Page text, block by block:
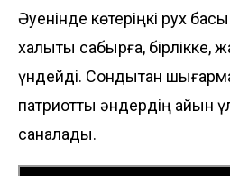
Әуенінде көтеріңкі рух
халықты сабырға, бірлікке,
үндейді. Сондықтан
патриоттық әндердің айқын
саналады.